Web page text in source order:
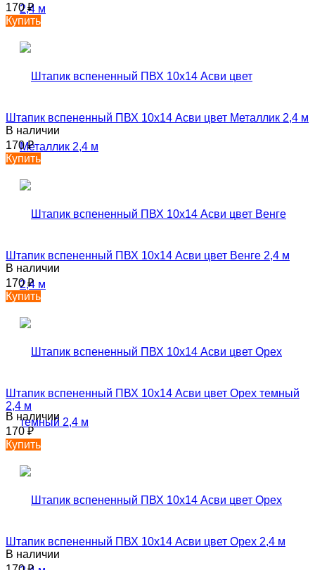
170₽
Купить
Штапик вспененный ПВХ 10х14 Асви цвет Металлик 2,4 м
В наличии
170₽
Купить
Штапик вспененный ПВХ 10х14 Асви цвет Венге 2,4 м
В наличии
170₽
Купить
Штапик вспененный ПВХ 10х14 Асви цвет Орех темный
2,4 м
В наличии
170₽
Купить
Штапик вспененный ПВХ 10х14 Асви цвет Орех 2,4 м
В наличии